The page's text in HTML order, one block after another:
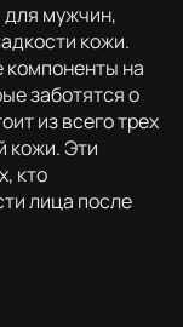
для мужчин,
кожи.
на
заботятся о
из всего трех
кожи. Эти
кто
лица после